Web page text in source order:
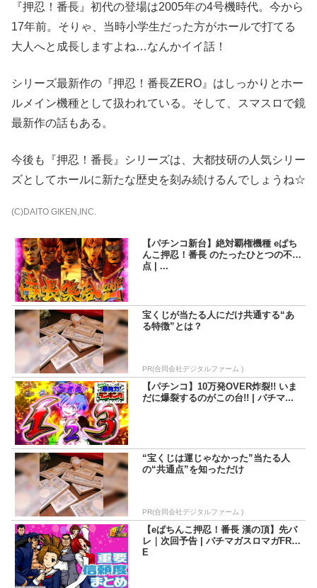
『押忍！番長』初代の登場は2005年の4号機時代。今から
17年前。そりゃ、当時小学生だった方がホールで打てる
大人へと成長しますよね…なんかイイ話！
シリーズ最新作の『押忍！番長ZERO』はしっかりとホー
ルメイン機種として扱われている。そして、スマスロで鏡
最新作の話もある。
今後も『押忍！番長』シリーズは、大都技研の人気シリー
ズとしてホールに新たな歴史を刻み続けるんでしょうね☆
(C)DAITO GIKEN,INC.
【パチンコ新台】絶対覇権機種 eぱち
んこ押忍！番長 のたったひとつの不安
点 | ...
宝くじが当たる人にだけ共通する“あ
る特徴”とは？
PR(合同会社デジタルファーム )
【パチンコ】10万発OVER炸裂!! いま
だに爆裂するのがこの台!! | パチマ...
“宝くじは運じゃなかった”当たる人
の“共通点”を知っただけ
PR(合同会社デジタルファーム )
【eぱちんこ押忍！番長 漢の頂】先バ
レ｜次回予告 | パチマガスロマガFRE
E